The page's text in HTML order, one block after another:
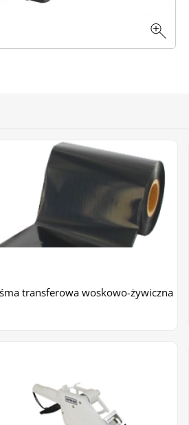
transferowa woskowo-żywiczna